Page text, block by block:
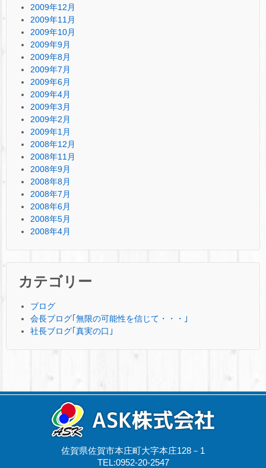
2009年12月
2009年11月
2009年10月
2009年9月
2009年8月
2009年7月
2009年6月
2009年4月
2009年3月
2009年2月
2009年1月
2008年12月
2008年11月
2008年9月
2008年8月
2008年7月
2008年6月
2008年5月
2008年4月
カテゴリー
ブログ
会長ブログ｢無限の可能性を信じて・・・｣
社長ブログ｢真実の口｣
佐賀県佐賀市本庄町大字本庄128－1
TEL:0952-20-2547